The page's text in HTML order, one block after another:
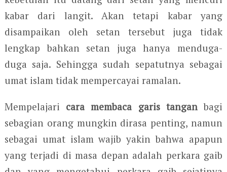
kabar dari langit. Akan tetapi kabar yang
disampaikan oleh setan tersebut juga tidak
lengkap bahkan setan juga hanya menduga-
duga saja. Sehingga sudah sepatutnya sebagai
umat islam tidak mempercayai ramalan.
Mempelajari cara membaca garis tanganbagi
sebagian orang mungkin dirasa penting, namun
sebagai umat islam wajib yakin bahwa apapun
yang terjadi di masa depan adalah perkara gaib